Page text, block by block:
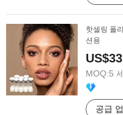
핫셀링 폴
션용
MOQ:5
공급